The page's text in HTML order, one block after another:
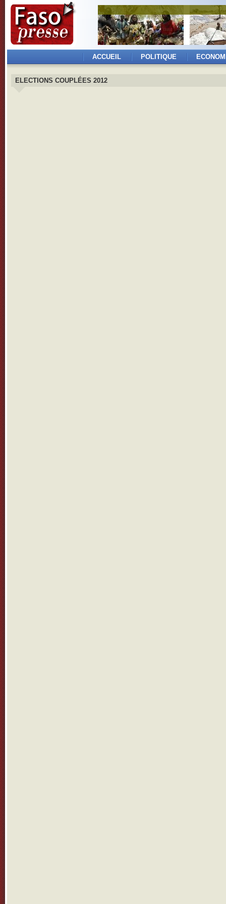
ACCUEIL POLITIQUE
ELECTIONS COUPLÉES 2012